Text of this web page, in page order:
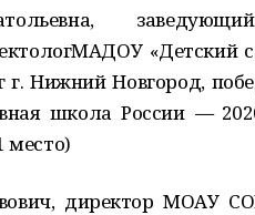
«Детский
г. Нижний Новгород,
школа России —
место)
директор МОАУ